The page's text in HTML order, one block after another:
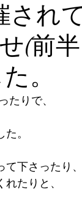
されて
(前半
。
りで、
。
下さったり、
たりと、